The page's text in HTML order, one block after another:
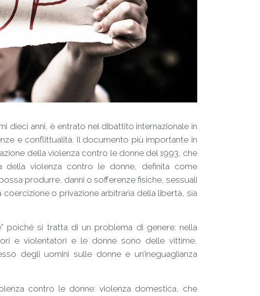
dieci anni, è entrato nel dibattito internazionale in
e conflittualità. Il documento più importante in
della violenza contro le donne del 1993, che
della violenza contro le donne, definita come
produrre, danni o sofferenze fisiche, sessuali
o privazione arbitraria della libertà, sia
poiché si tratta di un problema di genere: nella
e violentatori e le donne sono delle vittime,
degli uomini sulle donne e un’ineguaglianza
contro le donne: violenza domestica, che